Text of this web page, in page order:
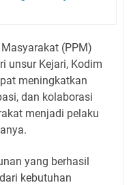
(PPM)
unsur Kejari, Kodim
meningkatkan
dan kolaborasi
menjadi pelaku
yang berhasil
kebutuhan